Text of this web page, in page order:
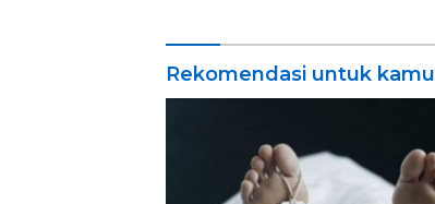
Rekomendasi untuk kamu